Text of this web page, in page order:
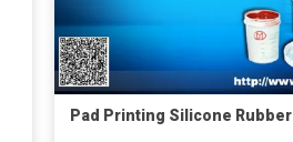
Pad Printing Silicone Rubber